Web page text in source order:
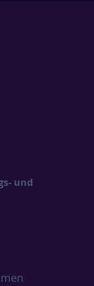
und